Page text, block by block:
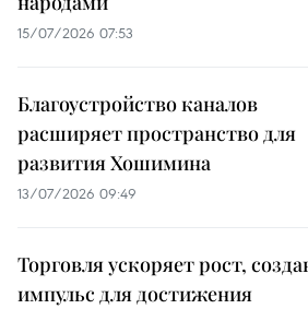
15/07/2026 07:53
Благоустройство каналов
расширяет пространство для
развития Хошимина
13/07/2026 09:49
Торговля ускоряет рост,
импульс для достижения